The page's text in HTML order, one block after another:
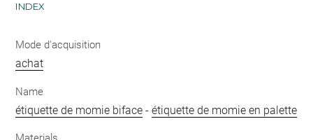
INDEX
Mode d'acquisition
achat
Name
étiquette de momie biface -étiquette de momie en palette